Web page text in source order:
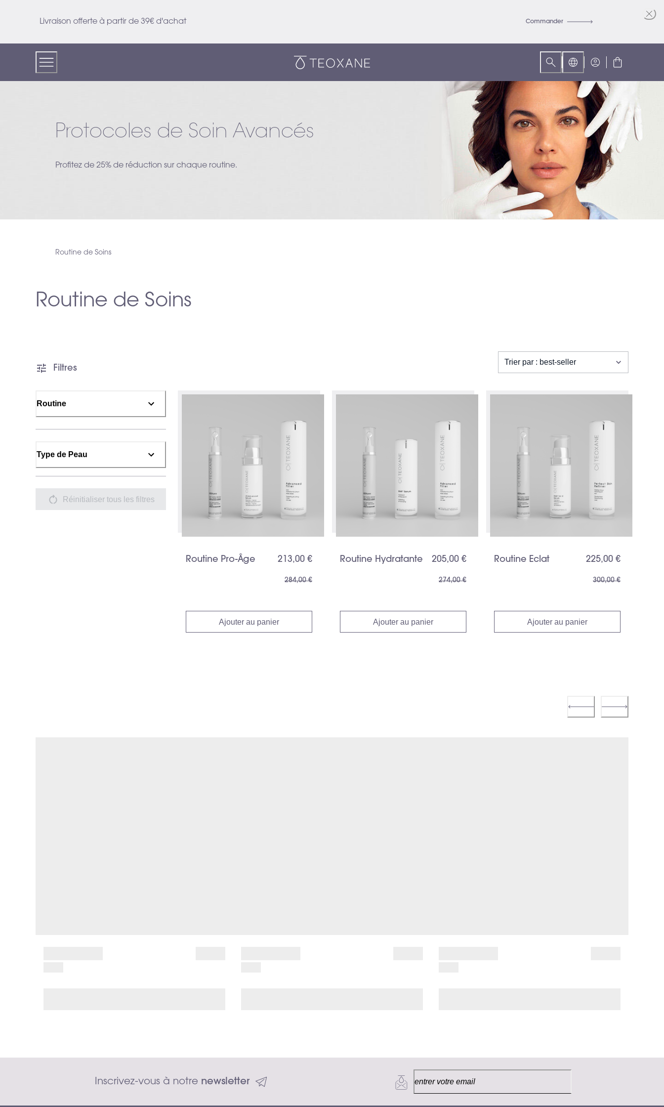
Livraison offerte à partir de 39€ d'achat Commander
Teoxane
Protocoles de Soin Avancés
Profitez de 25% de réduction sur chaque routine.
Routine de Soins
Routine de Soins
Filtres
Routine
Type de Peau
Réinitialiser tous les filtres
Routine Pro-Âge 213,00 €
284,00 €
Ajouter au panier
Routine Hydratante 205,00 €
274,00 €
Ajouter au panier
Routine Eclat 225,00 €
300,00 €
Ajouter au panier
Inscrivez-vous à notre newsletter